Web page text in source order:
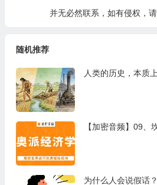
并无必然联系，如有侵权，请
随机推荐
人类的历史，本质
【加密音频】09、
为什么人会说假话？